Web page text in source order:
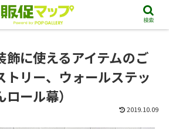
飾に使えるアイテムのご
トリー、ウォールステッ
ール幕）
2019.10.09
検索